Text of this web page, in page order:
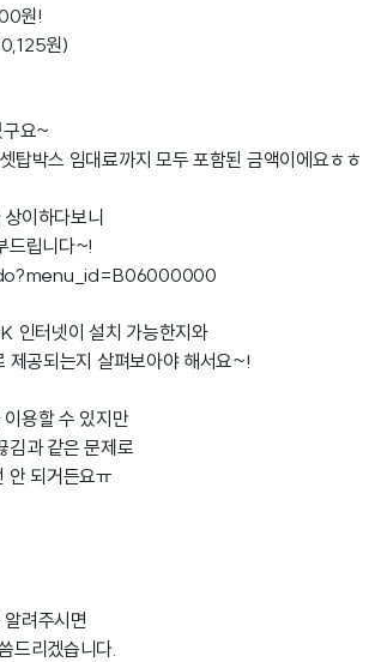
원!
원)
구요~
탑박스 임대료까지 모두 포함된 금액이에요ㅎㅎ
이하다보니
드립니다~!
인터넷이 설치 가능한지와
제공되는지 살펴보아야 해서요~!
용할 수 있지만
김과 같은 문제로
안 되거든요ㅠ
려주시면
드리겠습니다.